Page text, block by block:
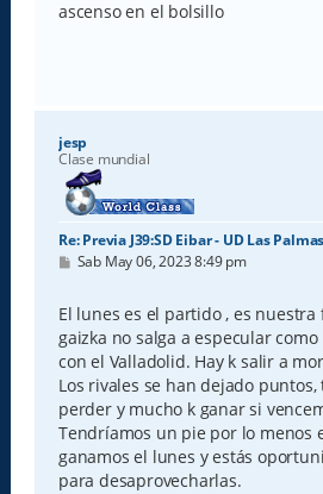
ascenso en el bolsillo
jesp
Clase mundial
Re: Previa J39:SD Eibar - UD Las
M
s
a
j
e
Sab May 06, 2023 8:49 pm
El lunes es el partido , es nuestra
gaizka no salga a especular
con el Valladolid. Hay k salir a
Los rivales se han dejado puntos,
perder y mucho k ganar si
Tendríamos un pie por lo menos
ganamos el lunes y estás
para desaprovecharlas.